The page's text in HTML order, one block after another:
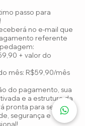
passo para
no e-mail que
referente
+ valor do
mês: R$59,90/mês
do pagamento, sua
e a estrutura da
pronta para seguir
segurança e